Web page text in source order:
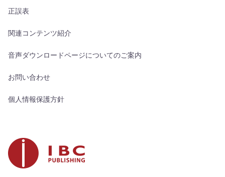
正誤表
関連コンテンツ紹介
音声ダウンロードページについてのご案内
お問い合わせ
個人情報保護方針